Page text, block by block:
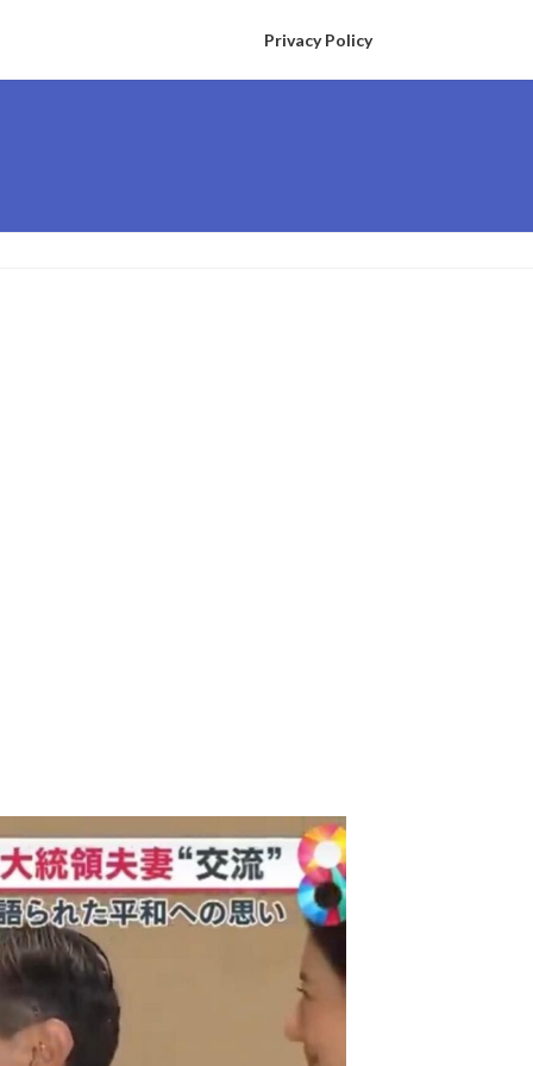
Privacy Policy